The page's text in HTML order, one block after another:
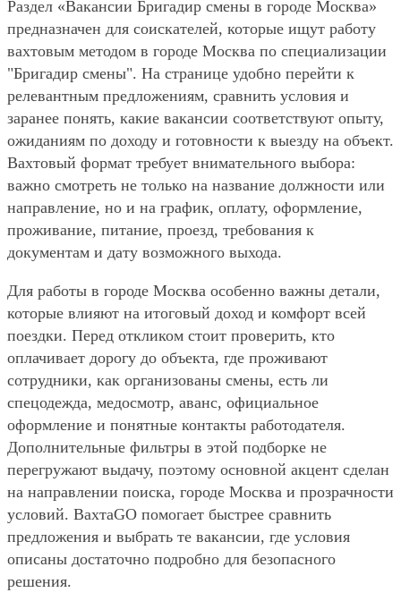
Раздел «Вакансии Бригадир смены в городе Москва»
предназначен для соискателей, которые ищут работу
вахтовым методом в городе Москва по специализации
"Бригадир смены". На странице удобно перейти к
релевантным предложениям, сравнить условия и
заранее понять, какие вакансии соответствуют опыту,
ожиданиям по доходу и готовности к выезду на объект.
Вахтовый формат требует внимательного выбора:
важно смотреть не только на название должности или
направление, но и на график, оплату, оформление,
проживание, питание, проезд, требования к
документам и дату возможного выхода.
Для работы в городе Москва особенно важны детали,
которые влияют на итоговый доход и комфорт всей
поездки. Перед откликом стоит проверить, кто
оплачивает дорогу до объекта, где проживают
сотрудники, как организованы смены, есть ли
спецодежда, медосмотр, аванс, официальное
оформление и понятные контакты работодателя.
Дополнительные фильтры в этой подборке не
перегружают выдачу, поэтому основной акцент сделан
на направлении поиска, городе Москва и прозрачности
условий. ВахтаGO помогает быстрее сравнить
предложения и выбрать те вакансии, где условия
описаны достаточно подробно для безопасного
решения.